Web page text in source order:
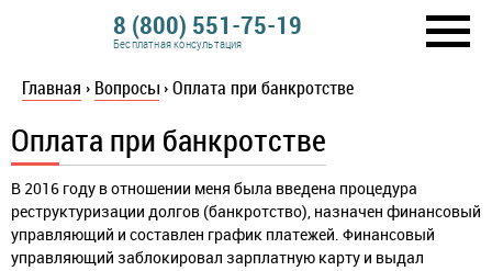
8 (800) 551-75-19
Бесплатная консультация
Главная › Вопросы ›Оплата при банкротстве
Оплата при банкротстве
В 2016 году в отношении меня была введена процедура
реструктуризации долгов (банкротство), назначен финансовый
управляющий и составлен график платежей. Финансовый
управляющий заблокировал зарплатную карту и выдал